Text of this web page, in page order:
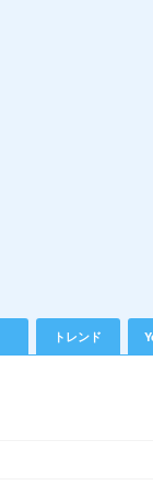
トレンド